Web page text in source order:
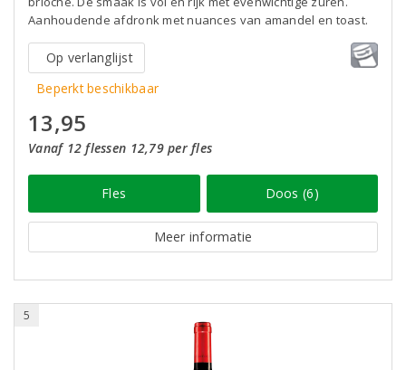
Aanhoudende afdronk met nuances van amandel en toast.
Op verlanglijst
Beperkt beschikbaar
13,95
Vanaf 12 flessen 12,79 per fles
Fles Doos (6)
Meer informatie
5